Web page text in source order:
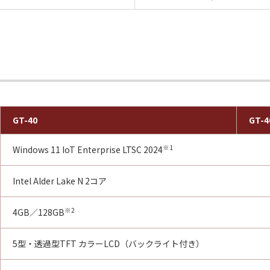
GT-40 GT-
Windows 11 IoT Enterprise LTSC 2024※1
Intel Alder Lake N 2コア
4GB／128GB※2
5型・透過型TFT カラーLCD（バックライト付き）